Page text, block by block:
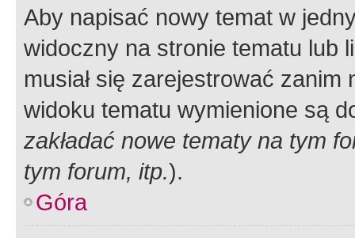
Aby napisać nowy temat w
widoczny na stronie tematu lub
musiał się zarejestrować
widoku tematu wymienione są
zakładać nowe tematy na tym
tym forum, itp.).
Góra